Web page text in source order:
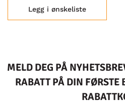
Legg i ønskeliste
MELD DEG PÅ
RABATT PÅ DIN FØRSTE